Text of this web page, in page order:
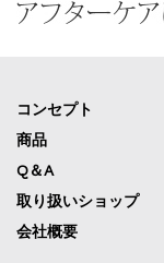
コンセプト
商品
Q＆A
取り扱いショップ
会社概要